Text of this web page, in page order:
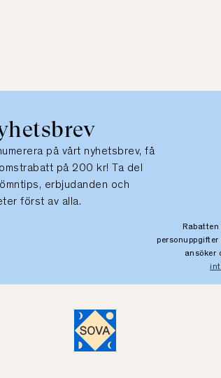
på vårt nyhetsbrev, få
på 200 kr! Ta del
erbjudanden och
först av alla.
ansöker